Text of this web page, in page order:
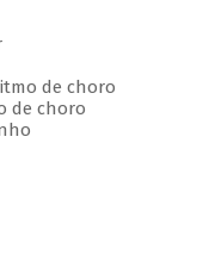
de choro
de choro